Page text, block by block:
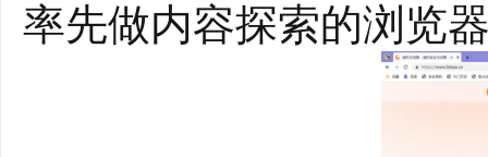
率先做内容探索的浏览